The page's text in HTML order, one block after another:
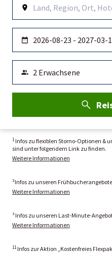
1 Infos zu flexiblen Storno-Optionen
sind unter folgendem Link zu finden.
Weitere Informationen
²Infos zu unseren
Weitere Informationen
³ Infos zu unseren Last-Minute-
Weitere Informationen
11 Infos zur Aktion „Kostenfreies